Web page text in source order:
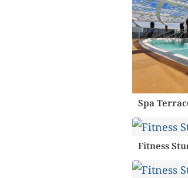
Spa
Fitness